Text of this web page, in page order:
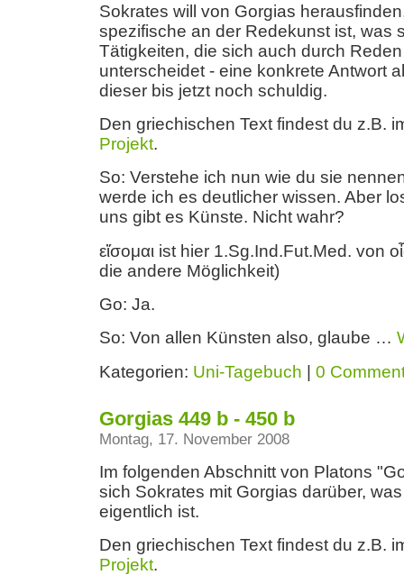
Sokrates will von Gorgias
spezifische an der Redekunst ist, was
Tätigkeiten, die sich auch durch
unterscheidet - eine konkrete Antwort
dieser bis jetzt noch schuldig.
Den griechischen Text findest du z.B.
Projekt.
So: Verstehe ich nun wie du sie
werde ich es deutlicher wissen. Aber
uns gibt es Künste. Nicht wahr?
εἴσομαι ist hier 1.Sg.Ind.Fut.Med. von
die andere Möglichkeit)
Go: Ja.
So: Von allen Künsten also, glaube …
Kategorien: Uni-Tagebuch | 0
Gorgias 449 b - 450 b
Montag, 17. November 2008
Im folgenden Abschnitt von Platons
sich Sokrates mit Gorgias darüber,
eigentlich ist.
Den griechischen Text findest du z.B.
Projekt.